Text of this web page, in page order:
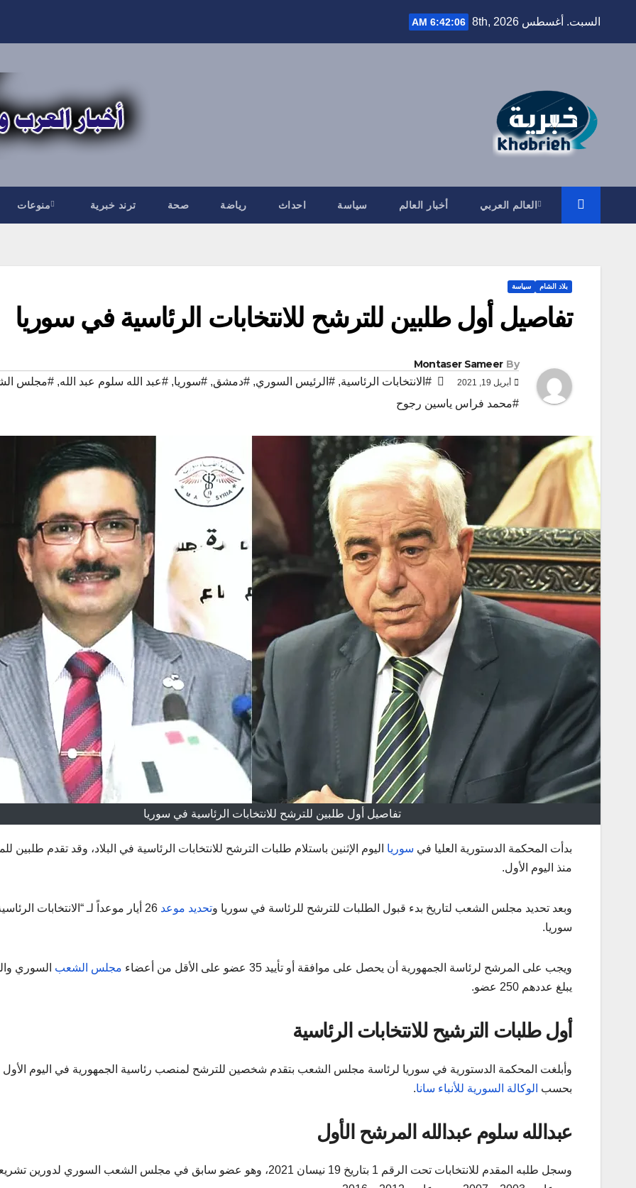
السبت. أغسطس 8th, 2026 6:42:07 AM
العالم العربي أخبار العالم سياسة احداث رياضة صحة ترند خبرية منوعات
بلاد الشام سياسة
تفاصيل أول طلبين للترشح للانتخابات الرئاسية في سوريا
By
Montaser Sameer
أبريل 19, 2021 #الانتخابات الرئاسية, #الرئيس السوري, #دمشق, #سوريا, #عبد الله سلوم عبد الله, #مجلس
#محمد فراس ياسين رجوح
تفاصيل أول طلبين للترشح للانتخابات الرئاسية في سوريا
بدأت المحكمة الدستورية العليا في سوريا اليوم الإثنين باستلام طلبات الترشح للانتخابات الرئاسية في البلاد، وقد تقدم طلبين
منذ اليوم الأول.
وبعد تحديد مجلس الشعب لتاريخ بدء قبول الطلبات للترشح للرئاسة في سوريا وتحديد موعد
26 أيار موعداً لـ “الانتخابات
سوريا.
ويجب على المرشح لرئاسة الجمهورية أن يحصل على موافقة أو تأييد 35 عضو على الأقل من أعضاء مجلس الشعب السوري
يبلغ عددهم 250 عضو.
أول طلبات الترشيح للانتخابات الرئاسية
وأبلغت المحكمة الدستورية في سوريا لرئاسة مجلس الشعب بتقدم شخصين للترشح لمنصب رئاسية الجمهورية في اليوم الأول
بحسب الوكالة السورية للأنباء سانا.
عبدالله سلوم عبداللهالمرشح الأول
وسجل طلبه المقدم للانتخابات تحت الرقم 1 بتاريخ 19 نيسان 2021، وهو عضو سابق في مجلس الشعب السوري لدورين